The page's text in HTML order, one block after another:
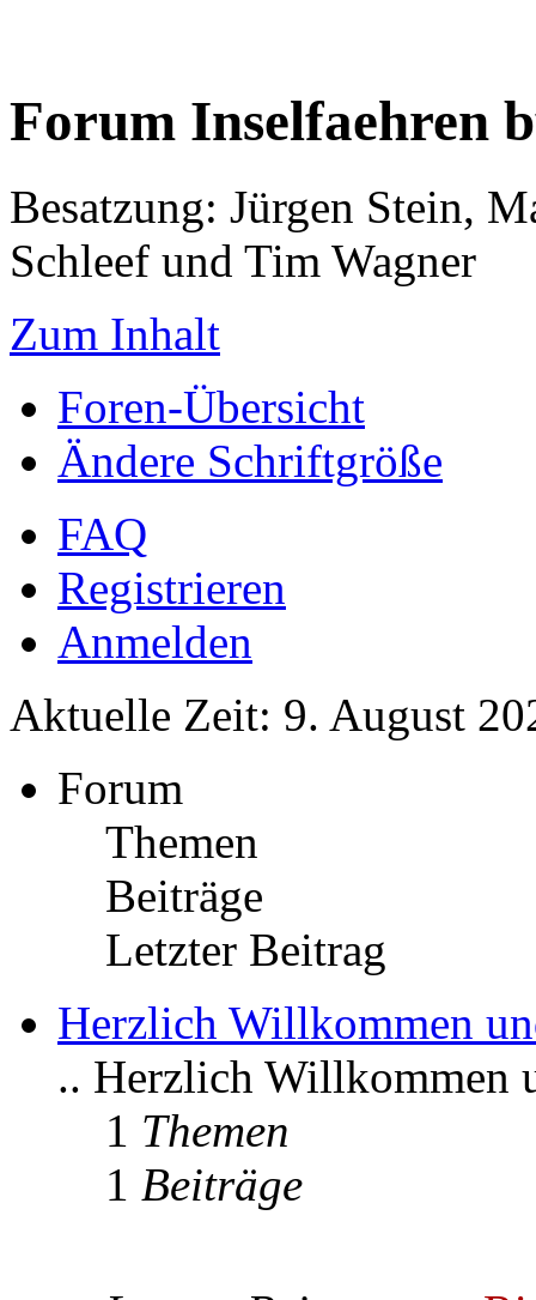
Forum Inselfaehren
Besatzung: Jürgen Stein,
Schleef und Tim Wagner
Zum Inhalt
Foren-Übersicht
Ändere Schriftgröße
FAQ
Registrieren
Anmelden
Aktuelle Zeit: 9. August
Forum
Themen
Beiträge
Letzter Beitrag
Herzlich Willkommen
.. Herzlich Willkommen
1 Themen
1 Beiträge